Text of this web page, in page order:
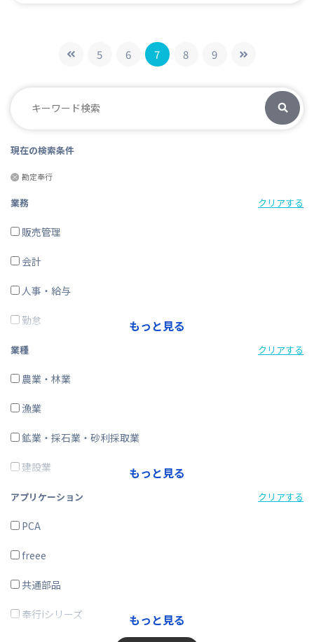
5 6 7 8 9
現在の検索条件
勘定奉行
業務 クリアする
販売管理
会計
人事・給与
勤怠
経費精算
CRM・SFA
ERP
在庫購買
その他
もっと見る
業種 クリアする
農業・林業
漁業
鉱業・採石業・砂利採取業
建設業
製造業
電気・ガス・熱供給・水道業
情報通信業
運輸業、郵便業
卸売業、小売業
もっと見る
アプリケーション クリアする
PCA
freee
共通部品
奉行iシリーズ もっと見る